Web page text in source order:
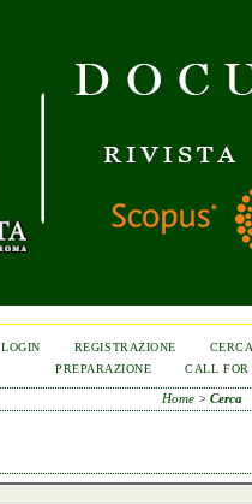
LOGIN REGISTRAZIONE
PREPARAZIONE
CALL FOR
Home >Cerca